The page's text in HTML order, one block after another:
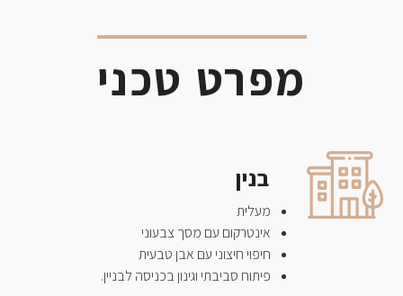
מפרט טכני
בנין
מעלית
אינטרקום עם מסך צבעוני
חיפוי חיצוני עם אבן טבעית
פיתוח סביבתי וגינון בכניסה לבניין.